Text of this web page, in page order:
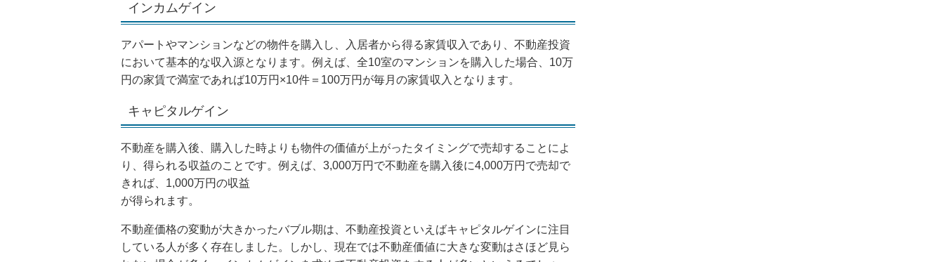
インカムゲイン
アパートやマンションなどの物件を購入し、入居者から得る家賃収入であり、不動産投資
において基本的な収入源となります。例えば、全10室のマンションを購入した場合、10万
円の家賃で満室であれば10万円×10件＝100万円が毎月の家賃収入となります。
キャピタルゲイン
不動産を購入後、購入した時よりも物件の価値が上がったタイミングで売却することによ
り、得られる収益のことです。例えば、3,000万円で不動産を購入後に4,000万円で売却で
きれば、1,000万円の収益
が得られます。
不動産価格の変動が大きかったバブル期は、不動産投資といえばキャピタルゲインに注目
している人が多く存在しました。しかし、現在では不動産価値に大きな変動はさほど見ら